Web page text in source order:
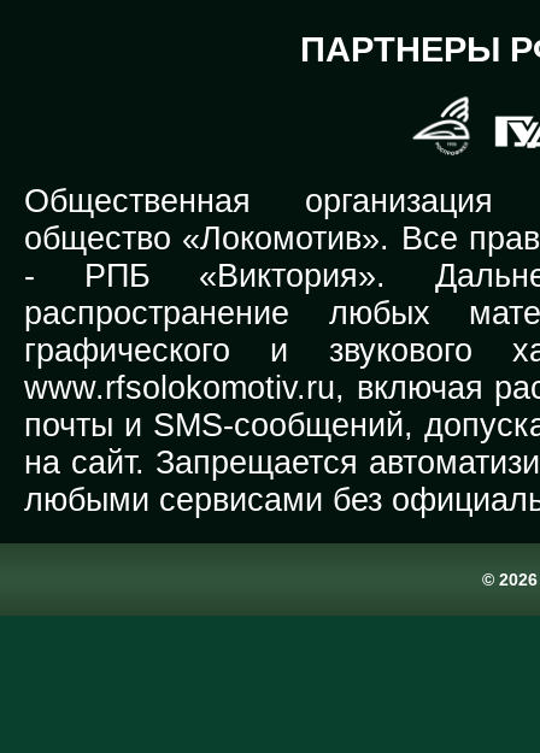
ПАРТНЕРЫ
Общественная организация
общество «Локомотив». Все
- РПБ «Виктория».
распространение любых
графического и звукового
www.rfsolokomotiv.ru, включая
почты и SMS-сообщений,
на сайт. Запрещается
любыми сервисами без
©